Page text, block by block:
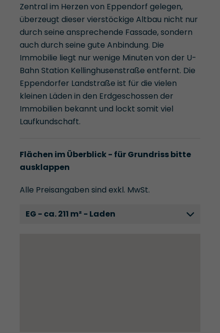
Zentral im Herzen von Eppendorf gelegen,
überzeugt dieser vierstöckige Altbau nicht nur
durch seine ansprechende Fassade, sondern
auch durch seine gute Anbindung. Die
Immobilie liegt nur wenige Minuten von der U-
Bahn Station Kellinghusenstraße entfernt. Die
Eppendorfer Landstraße ist für die vielen
kleinen Läden in den Erdgeschossen der
Immobilien bekannt und lockt somit viel
Laufkundschaft.
Flächen im Überblick - für Grundriss bitte
ausklappen
Alle Preisangaben sind exkl. MwSt.
EG - ca. 211 m² - Laden